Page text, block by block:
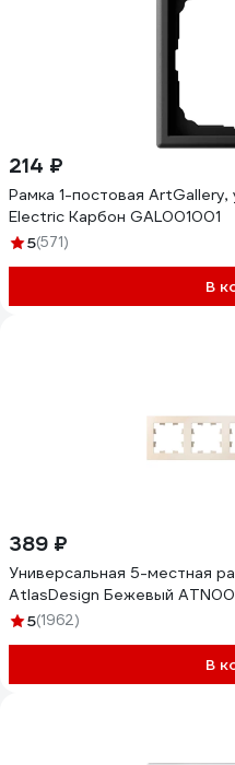
214 ₽
Рамка 1-постовая
Electric Карбон GAL001001
5(571)
В
389 ₽
Универсальная 5-местная
AtlasDesign Бежевый
5(1962)
В